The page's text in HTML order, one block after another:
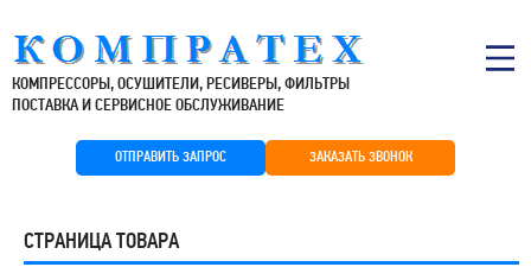
КОМПРЕССОРЫ, ОСУШИТЕЛИ, РЕСИВЕРЫ, ФИЛЬТРЫ
ПОСТАВКА И СЕРВИСНОЕ ОБСЛУЖИВАНИЕ
ОТПРАВИТЬ ЗАПРОС ЗАКАЗАТЬ ЗВОНОК
СТРАНИЦА ТОВАРА